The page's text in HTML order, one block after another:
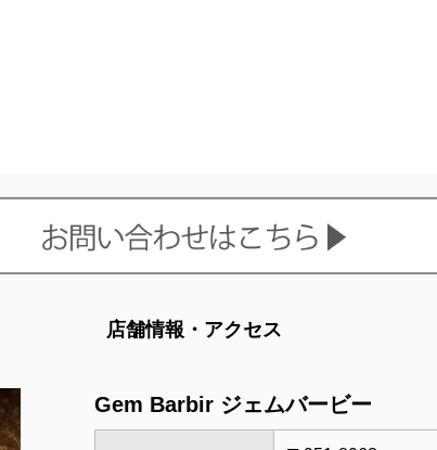
店舗情報・アクセス
Gem Barbir ジェムバービー